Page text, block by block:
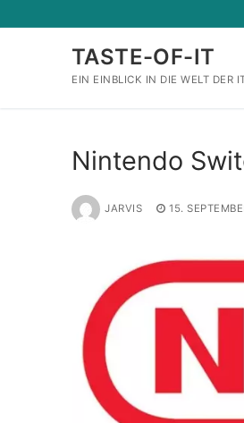
Inhalt
TASTE-OF-IT
EIN EINBLICK IN DIE WELT DER
Nintendo
JARVIS 15.